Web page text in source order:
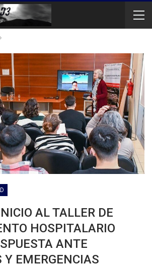
AL TALLER DE
HOSPITALARIO
ANTE
Y EMERGENCIAS